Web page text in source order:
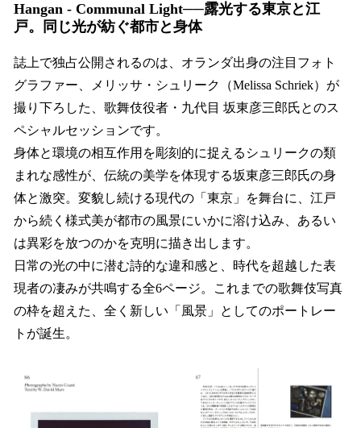
Hangan - Communal Light──露光する東京と江
戸。同じ光が紡ぐ都市と身体
誌上で独占公開されるのは、オランダ出身の注目フォト
グラファー、メリッサ・シュリーク（Melissa Schriek）が
撮り下ろした、歌舞伎役者・九代目 坂東彦三郎氏とのス
ペシャルセッションです。
身体と環境の相互作用を彫刻的に捉えるシュリークの類
まれな感性が、伝統の美学を体現する坂東彦三郎氏の身
体と激突。変貌し続ける現代の「東京」を舞台に、江戸
から続く様式美が都市の風景にいかに溶け込み、あるい
は異彩を放つのかを克明に描き出します。
日常の光の中に潜む詩的な違和感と、時代を超越した表
現者の凄みが共鳴する全6ページ。これまでの歌舞伎写真
の枠を超えた、全く新しい「風景」としてのポートレー
トが誕生。